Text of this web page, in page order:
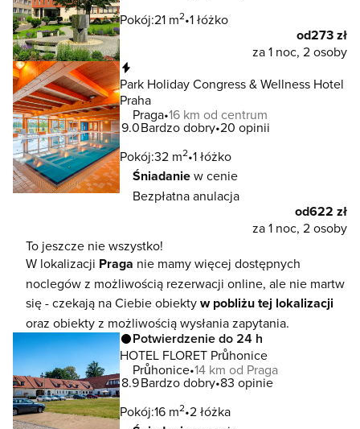
Pokój:21 m2 1 łóżko
od273 zł
za 1 noc, 2 osoby
Park Holiday Congress & Wellness Hotel
Praha
Praga 16 km od centrum
9.0Bardzo dobry 20 opinii
Pokój:32 m2 1 łóżko
Śniadaniew cenie
Bezpłatna anulacja
od622 zł
za 1 noc, 2 osoby
To jeszcze nie wszystko!
W lokalizacji Praga nie mamy więcej dostępnych
noclegów z możliwością rezerwacji online, ale nie martw
się - czekają na Ciebie obiektyw pobliżu tej lokalizacji
oraz obiekty z możliwością wysłania zapytania.
Potwierdzenie do 24 h
HOTEL FLORET Průhonice
Průhonice 14 km od Praga
8.9Bardzo dobry 83 opinie
Pokój:16 m2 2 łóżka